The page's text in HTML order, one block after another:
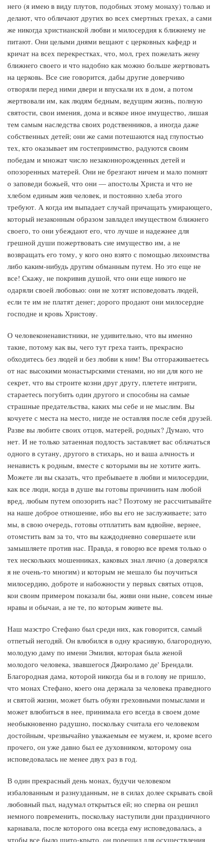
него (я имею в виду плутов, подобных этому монаху) только и
делают, что обличают других во всех смертных грехах, а сами
же никогда христианской любви и милосердия к ближнему не
питают. Они целыми днями вещают с церковных кафедр и
кричат на всех перекрестках, что, мол, грех пожелать жену
ближнего своего и что надобно как можно больше жертвовать
на церковь. Все сие говорится, дабы другие доверчиво
отворяли перед ними двери и впускали их в дом, а потом
жертвовали им, как людям бедным, ведущим жизнь, полную
святости, свои имения, дома и всякое иное имущество, лишая
тем самым наследства своих родственников, а иногда даже
собственных детей; они же сами потешаются над глупостью
тех, кто оказывает им гостеприимство, радуются своим
победам и множат число незаконнорожденных детей и
опозоренных матерей. Они не брезгают ничем и мало помнят
о заповеди божьей, что они — апостолы Христа и что не
хлебом единым жив человек, и постоянно хлеба этого
требуют. А когда им выпадает случай причащать умирающего,
который незаконным образом завладел имуществом ближнего
своего, то они убеждают его, что лучше и надежнее для
грешной души пожертвовать сие имущество им, а не
возвращать его тому, у кого оно взято с помощью лихоимства
либо каким-нибудь другим обманным путем. Но это еще не
все! Скажу, не покривив душой, что они еще никого не
одаряли своей любовью: они не хотят исповедовать людей,
если те им не платят денег; дорого продают они милосердие
господне и кровь Христову.
О человеконенавистники, не удивительно, что вы именно
такие, потому как вы, чего тут греха таить, прекрасно
обходитесь без людей и без любви к ним! Вы отгораживаетесь
от нас высокими монастырскими стенами, но ни для кого не
секрет, что вы строите козни друг другу, плетете интриги,
стараетесь погубить один другого и способны на самые
страшные предательства, каких мы себе и не мыслим. Вы
кочуете с места на место, нигде не оставляя после себя друзей.
Разве вы любите своих отцов, матерей, родных? Думаю, что
нет. И не только затаенная подлость заставляет вас облачаться
одного в сутану, другого в стихарь, но и ваша алчность и
ненависть к родным, вместе с которыми вы не хотите жить.
Можете ли вы сказать, что пребываете в любви и милосердии,
как все люди, когда в душе вы готовы причинить нам любой
вред, любым путем опозорить нас? Поэтому не рассчитывайте
на наше доброе отношение, ибо вы его не заслуживаете; зато
мы, в свою очередь, готовы отплатить вам вдвойне, вернее,
отомстить вам за то, что вы каждодневно совершаете или
замышляете против нас. Правда, я говорю все время только о
тех нескольких мошенниках, каковых знал лично (а доверялся
я не очень-то многим) и которым не мешало бы поучиться
милосердию, доброте и набожности у первых святых отцов,
кои своим примером показали бы, живи они ныне, совсем иные
нравы и обычаи, а не те, по которым живете вы.
Наш маэстро Стефано был среди них, как говорится, самый
отпетый негодяй. Он влюбился в одну красивую, благородную,
молодую даму по имени Эмилия, которая была женой
молодого человека, звавшегося Джироламо де' Брендали.
Благородная дама, которой никогда бы и в голову не пришло,
что монах Стефано, коего она держала за человека праведного
и святой жизни, может быть обуян греховными помыслами и
может влюбиться в нее, принимала его всегда в своем доме
необыкновенно радушно, поскольку считала его человеком
достойным, чрезвычайно уважаемым ее мужем, и, кроме всего
прочего, он уже давно был ее духовником, которому она
исповедовалась не менее двух раз в год.
В один прекрасный день монах, будучи человеком
избалованным и разнузданным, не в силах долее скрывать свой
любовный пыл, надумал открыться ей; но сперва он решил
немного повременить, поскольку наступили дни праздничного
карнавала, после которого она всегда ему исповедовалась, а
чтобы все было шито-крыто, он порешил для осуществления